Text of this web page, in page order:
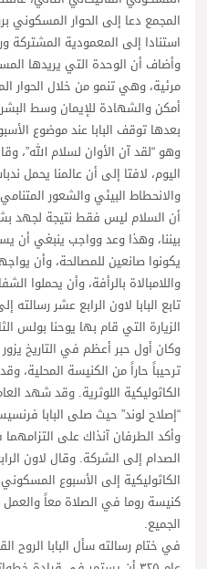
المجمع دعا إلى الحوار المسكوني
استنادا إلى المعمودية المشتركة
وأضاف أن الوحدة التي يريدها
مرئية، وهي تنمو من خلال الحوار
أمكن والشهادة للإيمان وسط
بعدها توقف البابا عند موضوع
وهو “لقد آن الأوان لسلام الله”،
اليوم، لافتا إلى أن عالمنا يحمل
والانحطاط البيئي والشعور
أن السلام ليس فقط نتيجة لجهد
بيننا، وهذا وعد وواجب ينبغي أن
يكونوا صانعين للمصالحة، وأن
واللامبالاة بالرأفة، وأن يحملوا
تابع البابا لاون الرابع عشر
وكان أول حبر أعظم في التاريخ يزور
ترحيباً حاراً من الكنيسة المحلية،
“إصلاح لوند” حيث صلى البابا
وأكد الطرفان آنذاك على
الصدام إلى الشركة. وقال لاون
الكاثوليكية إلى الأسبوع
كنيسة روما في الصلاة معاً والعمل
الجميع.
في ختام رسالته سأل البابا الروح